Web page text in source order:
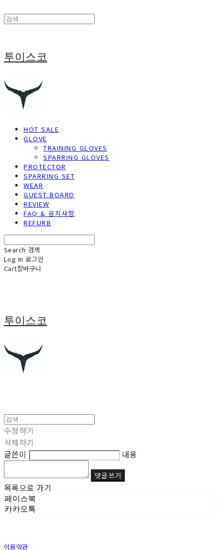
투이스코
HOT SALE
GLOVE
TRAINING GLOVES
SPARRING GLOVES
PROTECTOR
SPARRING SET
WEAR
GUEST BOARD
REVIEW
FAQ & 공지사항
REFURB
Search 검색
Log In 로그인
Cart장바구니
투이스코
수정하기
삭제하기
글쓴이
내용
댓글 쓰기
목록으로 가기
페이스북
카카오톡
이용약관